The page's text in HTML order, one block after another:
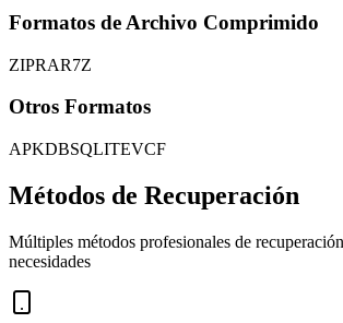
Formatos de Archivo Comprimido
ZIPRAR7Z
Otros Formatos
APKDBSQLITEVCF
Métodos de Recuperación
Múltiples métodos profesionales de
necesidades